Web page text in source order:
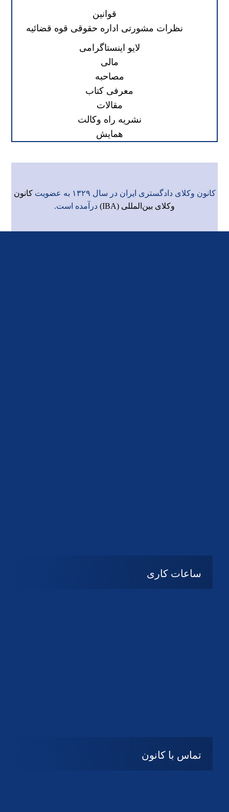
قوانین
نظرات مشورتی اداره حقوقی قوه قضائیه
لایو اینستاگرامی
مالی
مصاحبه
معرفی کتاب
مقالات
نشریه راه وکالت
همایش
کانون وکلای دادگستری ایران در سال ۱۳۲۹ به عضویت
کانون
وکلای بین‌المللی (IBA)
درآمده است.
ساعات کاری
تماس با کانون